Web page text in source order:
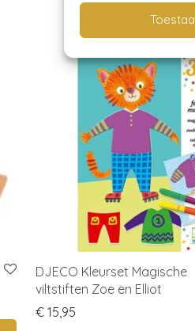
DJECO Kleurset Magische
viltstiften Zoe en Elliot
€ 15,95